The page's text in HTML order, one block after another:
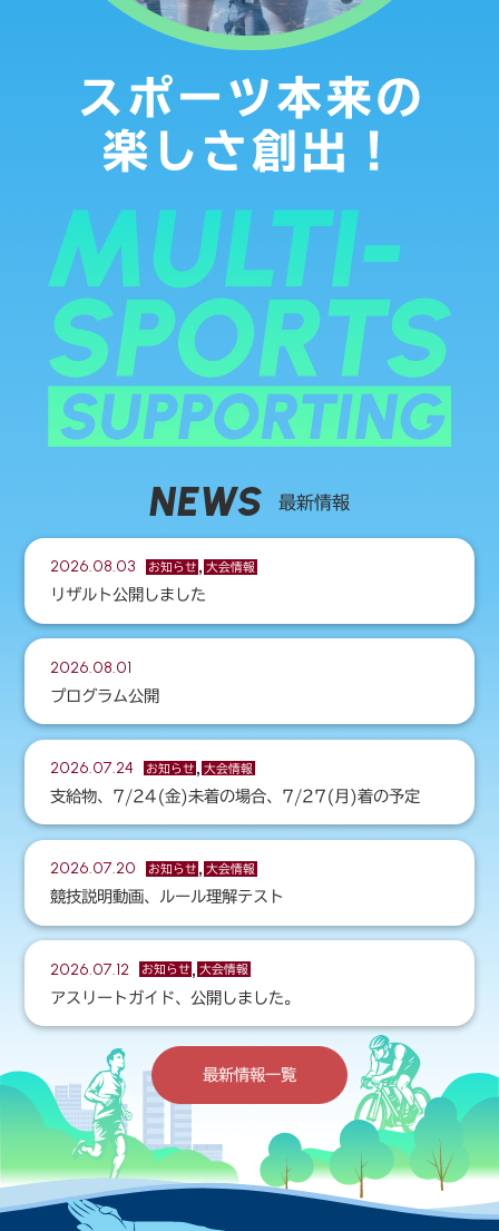
NEWS 最新情報
2026.08.03 お知らせ , 大会情報
リザルト公開しました
2026.08.01
プログラム公開
2026.07.24 お知らせ , 大会情報
支給物、7/24(金)未着の場合、7/27(月)着の予定
2026.07.20 お知らせ , 大会情報
競技説明動画、ルール理解テスト
2026.07.12 お知らせ , 大会情報
アスリートガイド、公開しました。
最新情報一覧